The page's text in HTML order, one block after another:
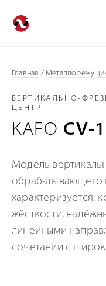
Главная /
ВЕРТИКАЛЬНО-
ЦЕНТР
KAFO CV-
Модель
обрабатывающего
характеризуется:
жёсткости,
линейными
сочетании с